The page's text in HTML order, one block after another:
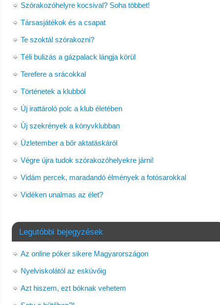
Szórakozóhelyre kocsival? Soha többet!
Társasjátékok és a csapat
Te szoktál szórakozni?
Téli bulizás a gázpalack lángja körül
Terefere a srácokkal
Történetek a klubból
Új irattároló polc a klub életében
Új szekrények a könyvklubban
Üzletember a bőr aktatáskáról
Végre újra tudok szórakozóhelyekre járni!
Vidám percek, maradandó élmények a fotósarokkal
Vidéken unalmas az élet?
Legutóbbi bejegyzések
Az online póker sikere Magyarországon
Nyelviskolától az esküvőig
Azt hiszem, ezt bóknak vehetem